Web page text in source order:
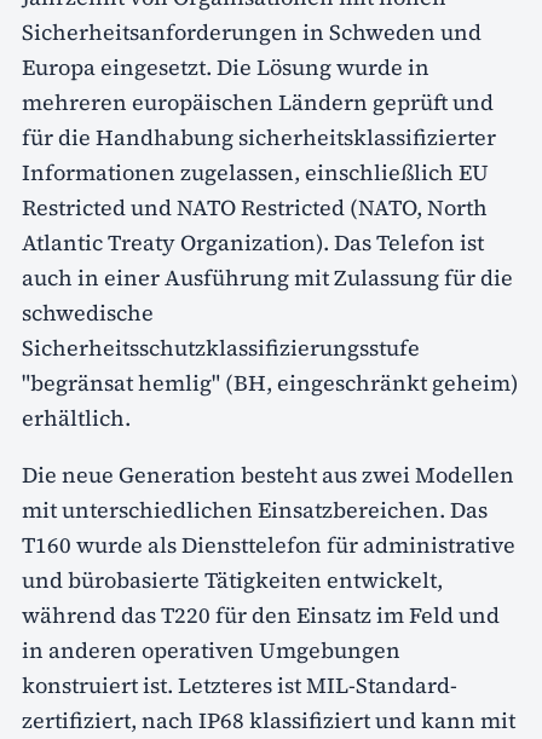
Sicherheitsanforderungen in Schweden und
Europa eingesetzt. Die Lösung wurde in
mehreren europäischen Ländern geprüft und
für die Handhabung sicherheitsklassifizierter
Informationen zugelassen, einschließlich EU
Restricted und NATO Restricted (NATO, North
Atlantic Treaty Organization). Das Telefon ist
auch in einer Ausführung mit Zulassung für die
schwedische
Sicherheitsschutzklassifizierungsstufe
"begränsat hemlig" (BH, eingeschränkt geheim)
erhältlich.
Die neue Generation besteht aus zwei Modellen
mit unterschiedlichen Einsatzbereichen. Das
T160 wurde als Diensttelefon für administrative
und bürobasierte Tätigkeiten entwickelt,
während das T220 für den Einsatz im Feld und
in anderen operativen Umgebungen
konstruiert ist. Letzteres ist MIL-Standard-
zertifiziert, nach IP68 klassifiziert und kann mit